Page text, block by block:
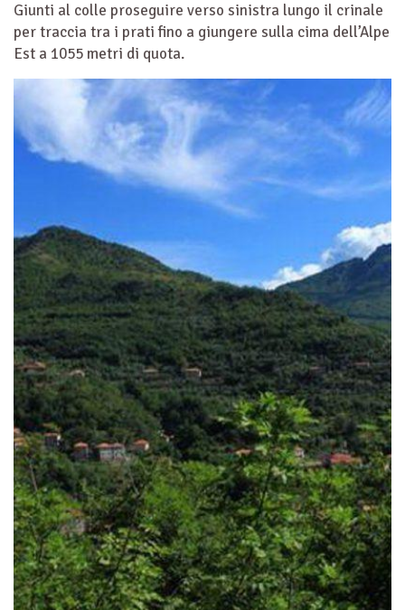
Giunti al colle proseguire verso sinistra lungo il crinale
per traccia tra i prati fino a giungere sulla cima dell’Alpe
Est a 1055 metri di quota.